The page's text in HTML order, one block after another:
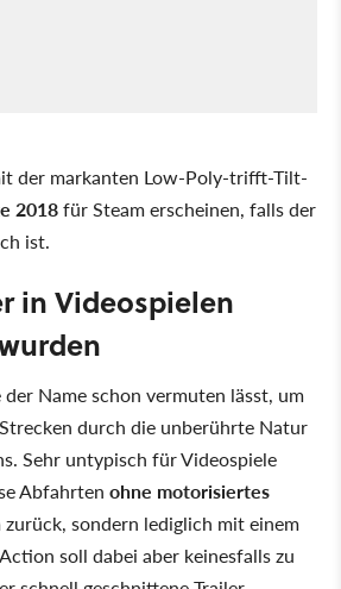
der markanten Low-Poly-trifft-Tilt-
2018für Steam erscheinen, falls der
ist.
in Videospielen
Name schon vermuten lässt, um
durch die unberührte Natur
Sehr untypisch für Videospiele
Abfahrten ohne motorisiertes
zurück, sondern lediglich mit einem
soll dabei aber keinesfalls zu